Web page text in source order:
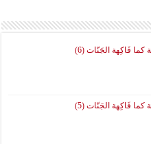
فَاكِهة الجَنّات (6)
فَاكِهة الجَنّات (5)